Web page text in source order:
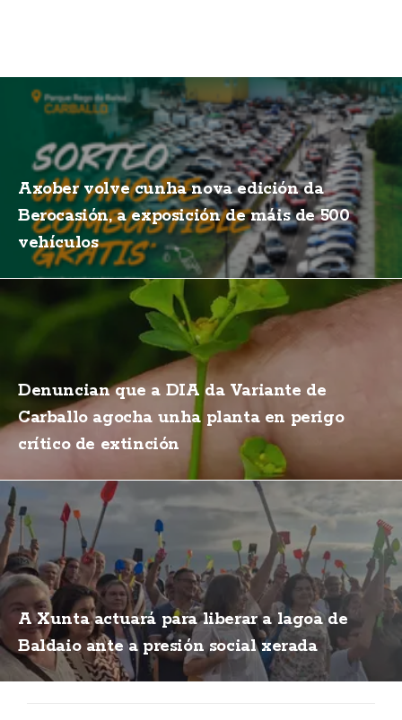
Axober volve cunha nova edición da
Berocasión, a exposición de máis de 500
vehículos
Denuncian que a DIA da Variante de
Carballo agocha unha planta en perigo
crítico de extinción
A Xunta actuará para liberar a lagoa de
Baldaio ante a presión social xerada